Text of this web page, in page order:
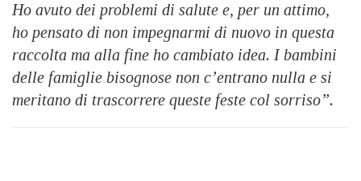
Ho avuto dei problemi di salute e, per un attimo,
ho pensato di non impegnarmi di nuovo in questa
raccolta ma alla fine ho cambiato idea. I bambini
delle famiglie bisognose non c’entrano nulla e si
meritano di trascorrere queste feste col sorriso”.